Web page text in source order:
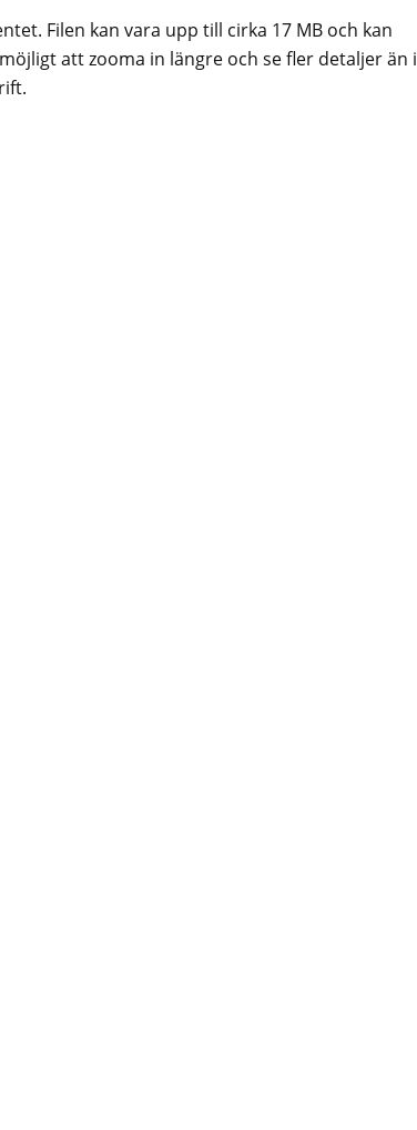
Filen kan vara upp till cirka 17 MB och kan
att zooma in längre och se fler detaljer än i